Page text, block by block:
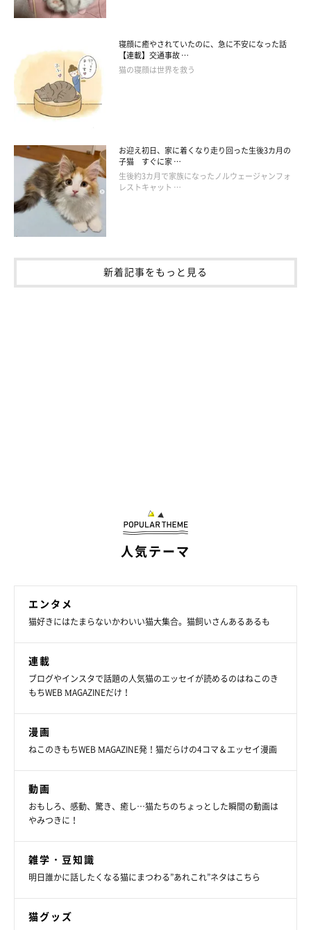
寝顔に癒やされていたのに、急に不安になった話
【連載】交通事故 …
猫の寝顔は世界を救う
お迎え初日、家に着くなり走り回った生後3カ月の
子猫 すぐに家 …
生後約3カ月で家族になったノルウェージャンフォ
レストキャット …
新着記事をもっと見る
人気テーマ
エンタメ
猫好きにはたまらないかわいい猫大集合。猫飼いさんあるあるも
連載
ブログやインスタで話題の人気猫のエッセイが読めるのはねこのき
もちWEB MAGAZINEだけ！
漫画
ねこのきもちWEB MAGAZINE発！猫だらけの4コマ＆エッセイ漫画
動画
おもしろ、感動、驚き、癒し…猫たちのちょっとした瞬間の動画は
やみつきに！
雑学・豆知識
明日誰かに話したくなる猫にまつわる”あれこれ”ネタはこちら
猫グッズ